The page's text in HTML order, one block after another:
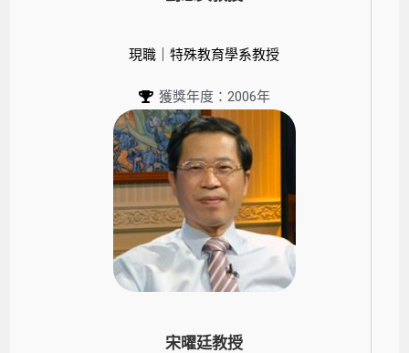
現職｜特殊教育學系教授
獲獎年度：2006年
宋曜廷教授